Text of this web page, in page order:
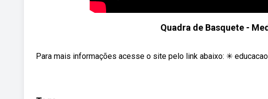
Quadra de Basquete -
Para mais informações acesse o site pelo link abaixo: ✳